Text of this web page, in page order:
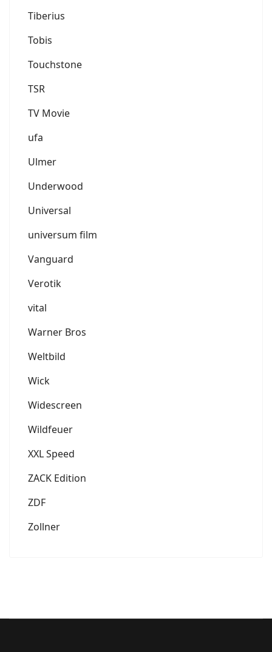
Tiberius
Tobis
Touchstone
TSR
TV Movie
ufa
Ulmer
Underwood
Universal
universum film
Vanguard
Verotik
vital
Warner Bros
Weltbild
Wick
Widescreen
Wildfeuer
XXL Speed
ZACK Edition
ZDF
Zollner